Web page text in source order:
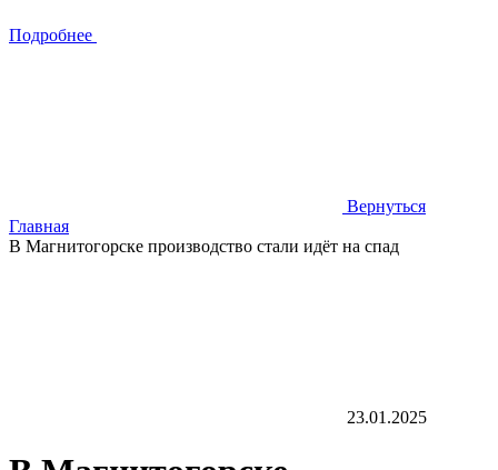
Подробнее
Вернуться
Главная
В Магнитогорске производство стали идёт на спад
23.01.2025